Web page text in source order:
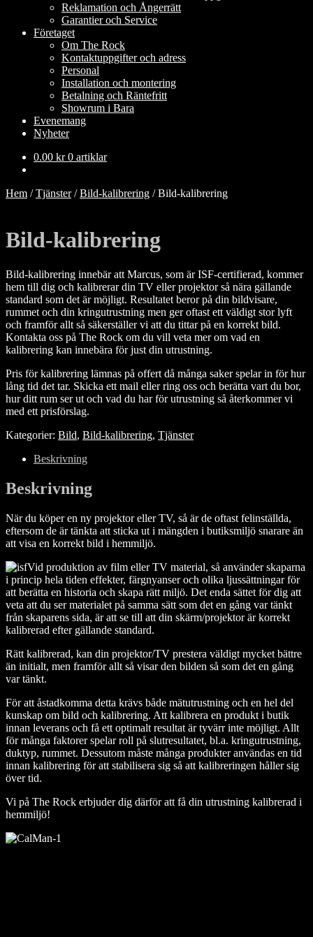
Reklamation och Ångerrätt
Garantier och Service
Företaget
Om The Rock
Kontaktuppgifter och adress
Personal
Installation och montering
Betalning och Räntefritt
Showrum i Bara
Evenemang
Nyheter
0.00 kr 0 artiklar
Hem /Tjänster/Bild-kalibrering /Bild-kalibrering
Bild-kalibrering
Bild-kalibrering innebär att Marcus, som är ISF-certifierad, kommer
hem till dig och kalibrerar din TV eller projektor så nära gällande
standard som det är möjligt. Resultatet beror på din bildvisare,
rummet och din kringutrustning men ger oftast ett väldigt stor lyft
och framför allt så säkerställer vi att du tittar på en korrekt bild.
Kontakta oss på The Rock om du vill veta mer om vad en
kalibrering kan innebära för just din utrustning.
Pris för kalibrering lämnas på offert då många saker spelar in för hur
lång tid det tar. Skicka ett mail eller ring oss och berätta vart du bor,
hur ditt rum ser ut och vad du har för utrustning så återkommer vi
med ett prisförslag.
Kategorier: Bild, Bild-kalibrering, Tjänster
Beskrivning
Beskrivning
När du köper en ny projektor eller TV, så är de oftast felinställda,
eftersom de är tänkta att sticka ut i mängden i butiksmiljö snarare än
att visa en korrekt bild i hemmiljö.
Vid produktion av film eller TV material, så använder skaparna
i princip hela tiden effekter, färgnyanser och olika ljussättningar för
att berätta en historia och skapa rätt miljö. Det enda sättet för dig att
veta att du ser materialet på samma sätt som det en gång var tänkt
från skaparens sida, är att se till att din skärm/projektor är korrekt
kalibrerad efter gällande standard.
Rätt kalibrerad, kan din projektor/TV prestera väldigt mycket bättre
än initialt, men framför allt så visar den bilden så som det en gång
var tänkt.
För att åstadkomma detta krävs både mätutrustning och en hel del
kunskap om bild och kalibrering. Att kalibrera en produkt i butik
innan leverans och få ett optimalt resultat är tyvärr inte möjligt. Allt
för många faktorer spelar roll på slutresultatet, bl.a. kringutrustning,
duktyp, rummet. Dessutom måste många produkter användas en tid
innan kalibrering för att stabilisera sig så att kalibreringen håller sig
över tid.
Vi på The Rock erbjuder dig därför att få din utrustning kalibrerad i
hemmiljö!